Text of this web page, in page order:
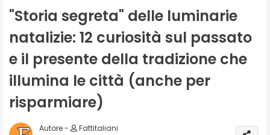
"Storia segreta" delle luminarie
natalizie: 12 curiosità sul passato
e il presente della tradizione che
illumina le città (anche per
risparmiare)
Fattitaliani